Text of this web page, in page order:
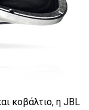
κοβάλτιο, η JBL